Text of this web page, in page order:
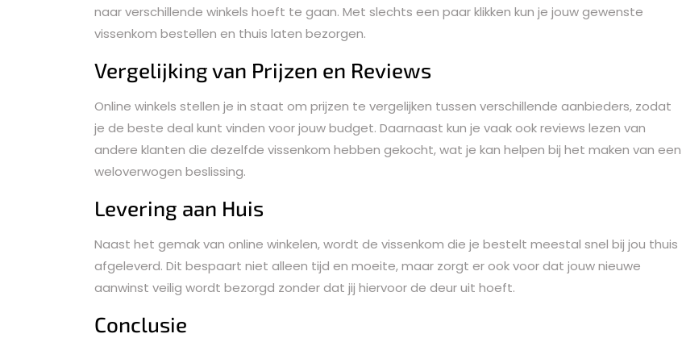
naar verschillende winkels hoeft te gaan. Met slechts een paar klikken kun je jouw gewenste
vissenkom bestellen en thuis laten bezorgen.
Vergelijking van Prijzen en Reviews
Online winkels stellen je in staat om prijzen te vergelijken tussen verschillende aanbieders, zodat
je de beste deal kunt vinden voor jouw budget. Daarnaast kun je vaak ook reviews lezen van
andere klanten die dezelfde vissenkom hebben gekocht, wat je kan helpen bij het maken van een
weloverwogen beslissing.
Levering aan Huis
Naast het gemak van online winkelen, wordt de vissenkom die je bestelt meestal snel bij jou thuis
afgeleverd. Dit bespaart niet alleen tijd en moeite, maar zorgt er ook voor dat jouw nieuwe
aanwinst veilig wordt bezorgd zonder dat jij hiervoor de deur uit hoeft.
Conclusie